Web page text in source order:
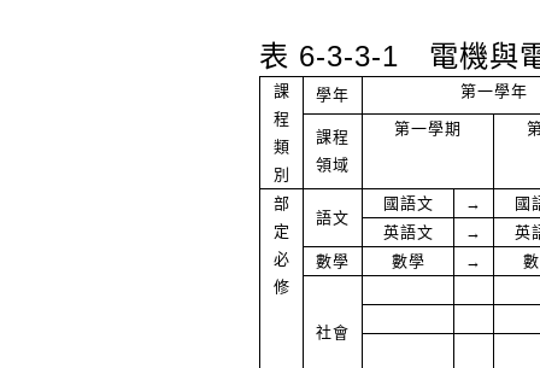
表 6-3-3-1 電機與
課
程
類
別
學年 第一學年
課程
領域
第一學期
部
定
必
修
語文
國語文 →
國
英語文
→
英
數學
數學 →
社會